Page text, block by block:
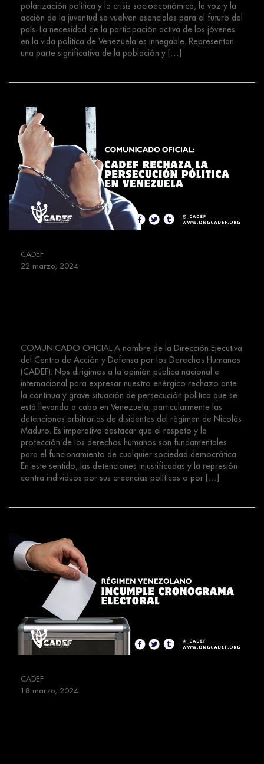
polarización política y la crisis socioeconómica, la voz y la
acción de la juventud se vuelven esenciales para el futuro del
país. La necesidad de la participación activa de los jóvenes
en la vida política de Venezuela es innegable. Representan
una parte significativa de la población y […]
CADEF
22 marzo, 2024
COMUNICADO OFICIAL A nombre de la Dirección Ejecutiva
del Centro de Acción y Defensa por los Derechos Humanos
(CADEF): Nos dirigimos a la opinión pública nacional e
internacional para expresar nuestro enérgico rechazo ante
la continua y grave situación de persecución política que se
está llevando a cabo en Venezuela, particularmente las
detenciones arbitrarias de disidentes del régimen de Nicolás
Maduro. Es imperativo destacar que el respeto y la
protección de los derechos humanos son fundamentales
para el funcionamiento de cualquier sociedad democrática.
En este sentido, las detenciones injustificadas y la represión
contra individuos por sus creencias políticas o por […]
CADEF
18 marzo, 2024